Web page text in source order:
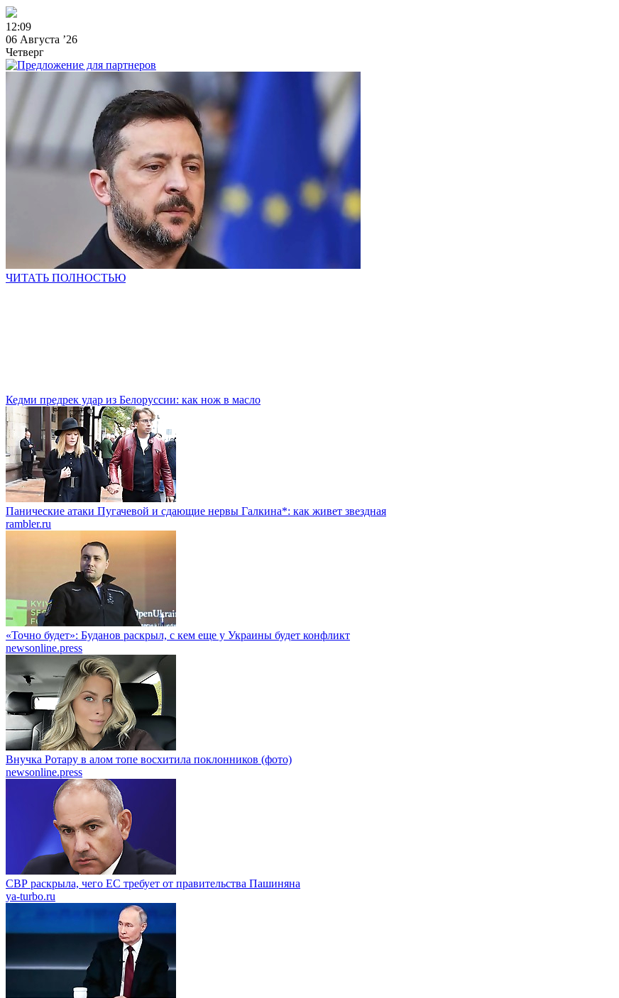
1 2:09
06 Августа ’26
Четверг
ЧИТАТЬ ПОЛНОСТЬЮ
Кедми предрек удар из Белоруссии: как нож в масло
Панические атаки Пугачевой и сдающие нервы Галкина*: как живет звездная
rambler.ru
«Точно будет»: Буданов раскрыл, с кем еще у Украины будет конфликт
newsonline.press
Внучка Ротару в алом топе восхитила поклонников (фото)
newsonline.press
СВР раскрыла, чего ЕС требует от правительства Пашиняна
ya-turbo.ru